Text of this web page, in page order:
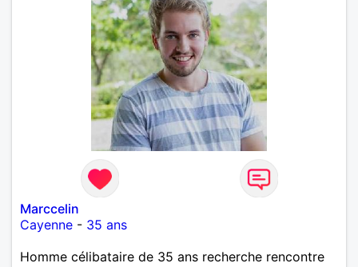
Marccelin
Cayenne - 35 ans
Homme célibataire de 35 ans recherche rencontre